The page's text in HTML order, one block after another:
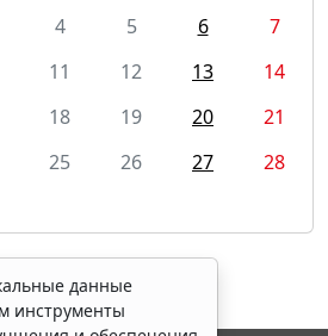
4 5 6
7
11 12 13
14
18 19 20
21
25 26 27
28
данные
инструменты